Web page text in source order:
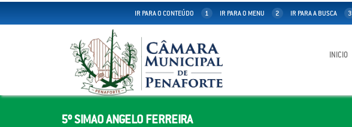
IR PARA O CONTEÚDO 1 IR PARA O MENU 2 IR PARA A BUSCA 3
INICIO
5º SIMAO ANGELO FERREIRA